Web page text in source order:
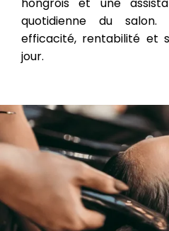
hongrois et une
quotidienne du
efficacité, rentabilité et
jour.